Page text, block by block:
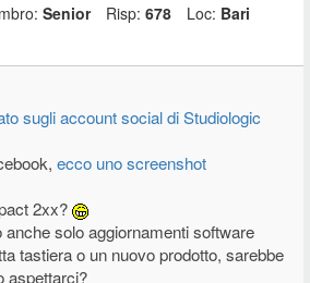
Senior Risp: 678 Loc: Bari
sugli account social di Studiologic
ecco uno screenshot
2xx?
solo aggiornamenti software
tastiera o un nuovo prodotto, sarebbe
aspettarci?